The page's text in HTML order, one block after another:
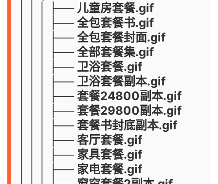
│ │ │ ├── 儿童房套餐.gif
│ │ │ ├── 全包套餐书.gif
│ │ │ ├── 全包套餐封面.gif
│ │ │ ├── 全部套餐集.gif
│ │ │ ├── 卫浴套餐.gif
│ │ │ ├── 卫浴套餐副本.gif
│ │ │ ├── 套餐24800副本.gif
│ │ │ ├── 套餐29800副本.gif
│ │ │ ├── 套餐书封底副本.gif
│ │ │ ├── 客厅套餐.gif
│ │ │ ├── 家具套餐.gif
│ │ │ ├── 家电套餐.gif